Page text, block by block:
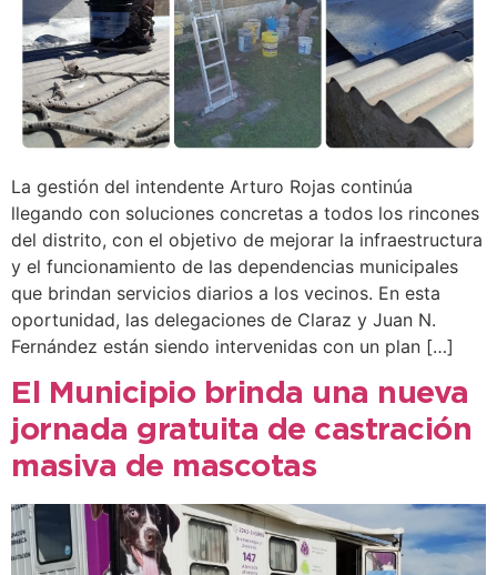
La gestión del intendente Arturo Rojas continúa
llegando con soluciones concretas a todos los rincones
del distrito, con el objetivo de mejorar la infraestructura
y el funcionamiento de las dependencias municipales
que brindan servicios diarios a los vecinos. En esta
oportunidad, las delegaciones de Claraz y Juan N.
Fernández están siendo intervenidas con un plan […]
El Municipio brinda una nueva
jornada gratuita de castración
masiva de mascotas